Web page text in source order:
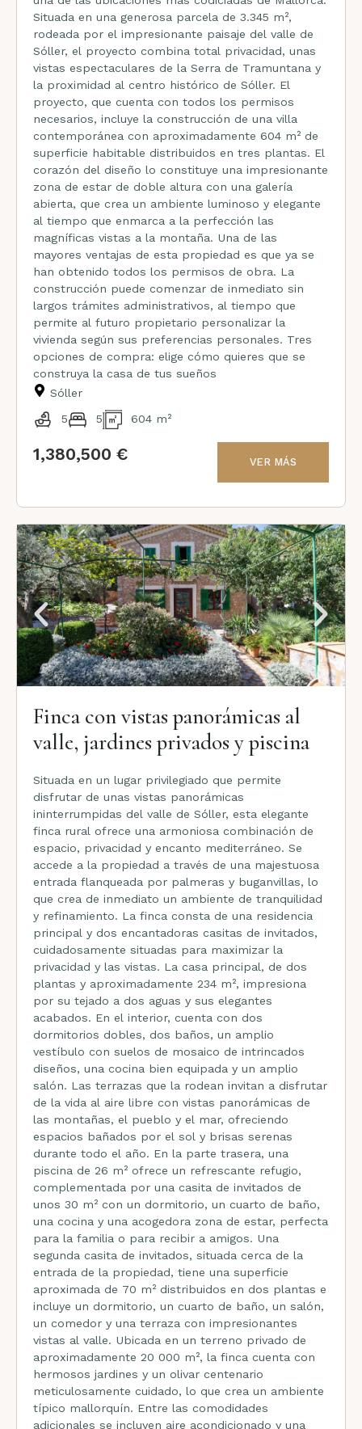
Situada en una generosa parcela de 3.345 m²,
rodeada por el impresionante paisaje del valle de
Sóller, el proyecto combina total privacidad, unas
vistas espectaculares de la Serra de Tramuntana y
la proximidad al centro histórico de Sóller. El
proyecto, que cuenta con todos los permisos
necesarios, incluye la construcción de una villa
contemporánea con aproximadamente 604 m² de
superficie habitable distribuidos en tres plantas. El
corazón del diseño lo constituye una impresionante
zona de estar de doble altura con una galería
abierta, que crea un ambiente luminoso y elegante
al tiempo que enmarca a la perfección las
magníficas vistas a la montaña. Una de las
mayores ventajas de esta propiedad es que ya se
han obtenido todos los permisos de obra. La
construcción puede comenzar de inmediato sin
largos trámites administrativos, al tiempo que
permite al futuro propietario personalizar la
vivienda según sus preferencias personales. Tres
opciones de compra: elige cómo quieres que se
construya la casa de tus sueños
Sóller
5 5 604 m²
1,380,500 € VER MÁS
Finca con vistas panorámicas al
valle, jardines privados y piscina
Situada en un lugar privilegiado que permite
disfrutar de unas vistas panorámicas
ininterrumpidas del valle de Sóller, esta elegante
finca rural ofrece una armoniosa combinación de
espacio, privacidad y encanto mediterráneo. Se
accede a la propiedad a través de una majestuosa
entrada flanqueada por palmeras y buganvillas, lo
que crea de inmediato un ambiente de tranquilidad
y refinamiento. La finca consta de una residencia
principal y dos encantadoras casitas de invitados,
cuidadosamente situadas para maximizar la
privacidad y las vistas. La casa principal, de dos
plantas y aproximadamente 234 m², impresiona
por su tejado a dos aguas y sus elegantes
acabados. En el interior, cuenta con dos
dormitorios dobles, dos baños, un amplio
vestíbulo con suelos de mosaico de intrincados
diseños, una cocina bien equipada y un amplio
salón. Las terrazas que la rodean invitan a disfrutar
de la vida al aire libre con vistas panorámicas de
las montañas, el pueblo y el mar, ofreciendo
espacios bañados por el sol y brisas serenas
durante todo el año. En la parte trasera, una
piscina de 26 m² ofrece un refrescante refugio,
complementada por una casita de invitados de
unos 30 m² con un dormitorio, un cuarto de baño,
una cocina y una acogedora zona de estar, perfecta
para la familia o para recibir a amigos. Una
segunda casita de invitados, situada cerca de la
entrada de la propiedad, tiene una superficie
aproximada de 70 m² distribuidos en dos plantas e
incluye un dormitorio, un cuarto de baño, un salón,
un comedor y una terraza con impresionantes
vistas al valle. Ubicada en un terreno privado de
aproximadamente 20 000 m², la finca cuenta con
hermosos jardines y un olivar centenario
meticulosamente cuidado, lo que crea un ambiente
típico mallorquín. Entre las comodidades
adicionales se incluyen aire acondicionado y una